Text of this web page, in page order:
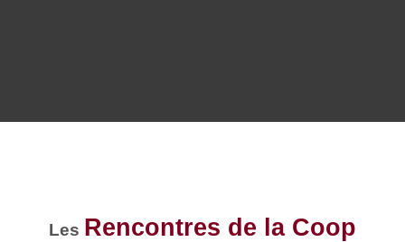
Les Rencontres de la Coop